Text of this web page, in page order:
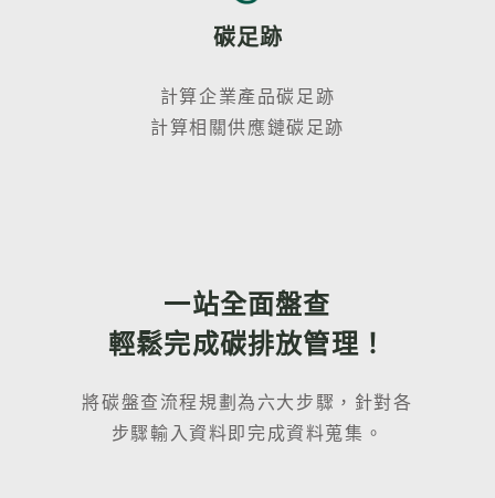
碳足跡
計算企業產品碳足跡
計算相關供應鏈碳足跡
一站全面盤查
輕鬆完成碳排放管理！
將碳盤查流程規劃為六大步驟，針對各
步驟輸入資料即完成資料蒐集。